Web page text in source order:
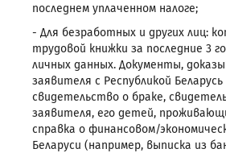
последнем уплаченном налоге;
- Для безработных и других лиц:
трудовой книжки за последние 3
личных данных. Документы,
заявителя с Республикой
свидетельство о браке,
заявителя, его детей,
справка о финансовом/
Беларуси (например, выписка из